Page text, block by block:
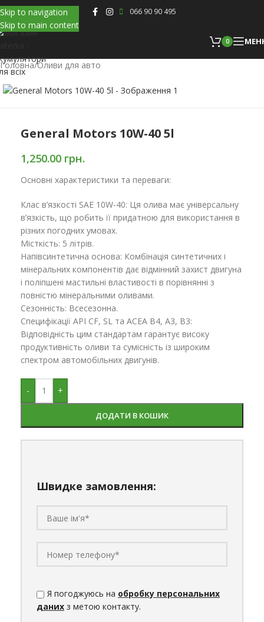
Skip to navigation
Skip to main content
066 90 90 495
0
Головна/Оливи для авто
General Motors 10W-40 5l
1,250.00 грн.
Основні характеристики та переваги:
Клас в’язкості SAE 10W-40: Ця олива має універсальну
в’язкість, що робить її придатною для використання в
різних погодних умовах.
Місткість: 5 літрів.
Напівсинтетична основа: Комбінація синтетичних і
мінеральних компонентів дає відмінний захист двигуна
і поліпшені мастильні властивості в порівнянні з
повністю мінеральними оливами.
Сезонність: Всесезонна.
Специфікації API CF, SL та ACEA B4, A3, B3:
Відповідність цим стандартам гарантує високу
продуктивність оливи та сумісність із широким
спектром автомобільних двигунів.
- +
ДОДАТИ В КОШИК
Швидке замовлення:
Я погоджуюсь на обробку персональних
даних з метою контакту.